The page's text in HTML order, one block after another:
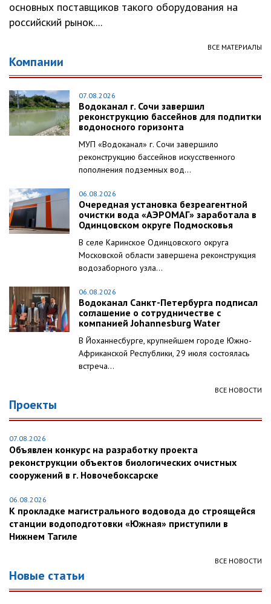
основных поставщиков такого оборудования на
российский рынок....
ВСЕ МАТЕРИАЛЫ
Компании
07.08.2026
Водоканал г. Сочи завершил
реконструкцию бассейнов для подпитки
водоносного горизонта
МУП «Водоканал» г. Сочи завершило
реконструкцию бассейнов искусственного
пополнения подземных вод...
06.08.2026
Очередная установка безреагентной
очистки вода «АЭРОМАГ» заработала в
Одинцовском округе Подмосковья
В селе Каринское Одинцовского округа
Московской области завершена реконструкция
водозаборного узла...
06.08.2026
Водоканал Санкт-Петербурга подписал
соглашение о сотрудничестве с
компанией Johannesburg Water
В Йоханнесбурге, крупнейшем городе Южно-
Африканской Республики, 29 июля состоялась
встреча...
ВСЕ НОВОСТИ
Проекты
07.08.2026
Объявлен конкурс на разработку проекта
реконструкции объектов биологических очистных
сооружений в г. Новочебоксарске
06.08.2026
К прокладке магистрального водовода до строящейся
станции водоподготовки «Южная» приступили в
Нижнем Тагиле
ВСЕ НОВОСТИ
Новые статьи